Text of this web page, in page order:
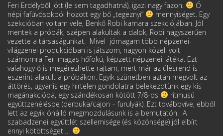
Feri Erdélyből jött (le sem tagadhatná), igazi nagy fazon.
Ő
népi fafúvósokból hozott egy bő „tegeznyi”
mennyiséget. Egy
szekcióban voltam vele, Benkő Robi kamara szekciójában. Jól
mentek a próbák, szépen alakultak a dalok, Robi nagyszerűen
vezette a társaságunkat. Mivel jómagam több népzenei-
világzenei produkcióban is játszom, nagyon közeli volt
számomra Feri magas hőfokú, képzett népzenei játéka. Ezt
valahogy ő is megérezhette rajtam, mert már az ülésrend is
eszerint alakult a próbákon. Egyik szünetben aztán megvolt az
áttörés, ugyanis egy hirtelen gondolatra belekezdtünk egy kis
magánakcióba, egy szándékosan kötött 7/8-os
ritmusú
együttzenélésbe (derbuka/cajon – furulyák). Ezt továbbvíve, ebből
lett az egyik önálló megmozdulásunk is a bemutatón. A
szabadzenei együttlét szellemisége (és közönsége) jól elbírt
ennyi kötöttséget…